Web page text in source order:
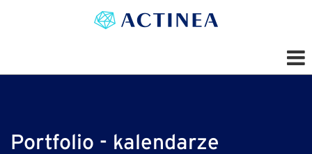
Portfolio - kalendarze